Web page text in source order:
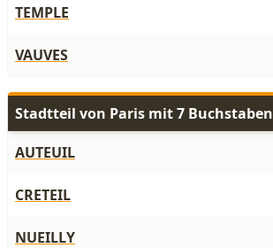
TEMPLE
VAUVES
Stadtteil von Paris mit 7 Buchstaben
AUTEUIL
CRETEIL
NUEILLY